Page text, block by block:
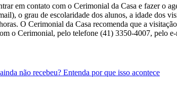
em contato com o Cerimonial da Casa e fazer o
o grau de escolaridade dos alunos, a idade dos
O Cerimonial da Casa recomenda que a
o Cerimonial, pelo telefone (41) 3350-4007, pelo